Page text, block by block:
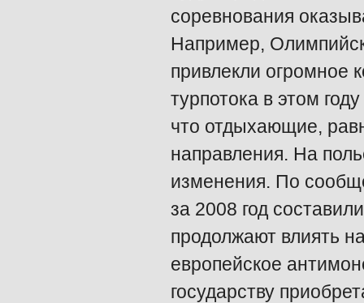
соревнования
Например,
привлекли огромное
турпотока в этом
что отдыхающие,
направления. На
изменения. По
за 2008 год
продолжают влиять
европейское
государству